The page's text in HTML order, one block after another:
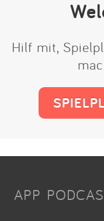
Hilf mit,
APP